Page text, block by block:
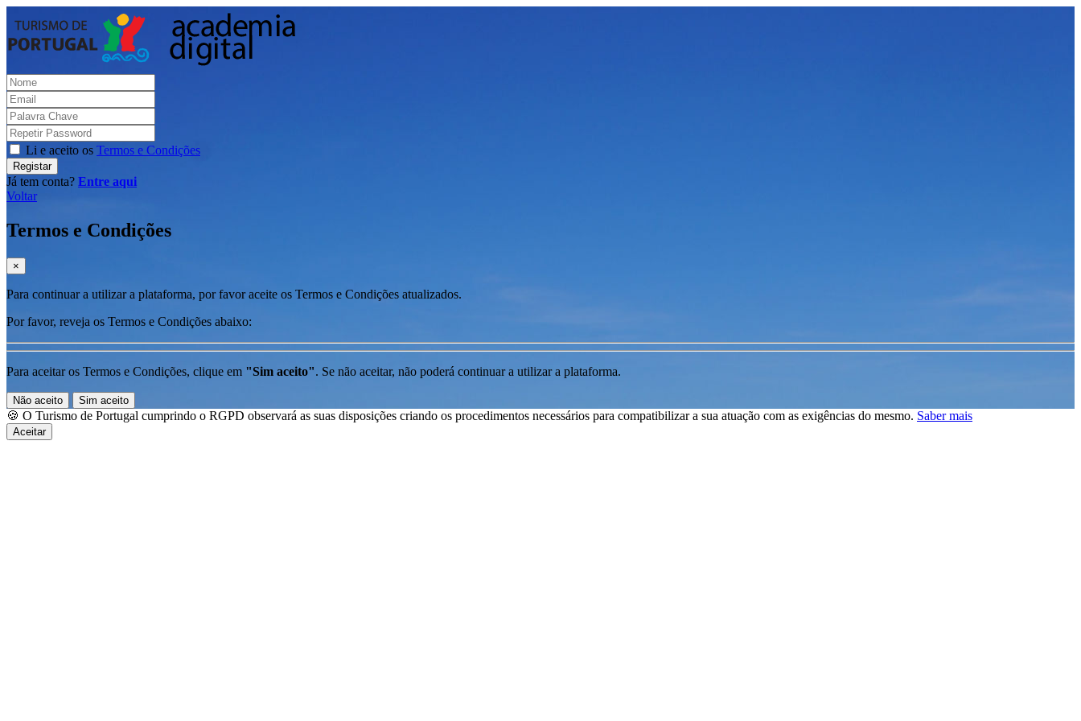
Li e aceito os Termos e Condições
Registar
Já tem conta? Entre aqui
Voltar
Termos e Condições
×
Para continuar a utilizar a plataforma, por favor aceite os Termos e Condições atualizados.
Por favor, reveja os Termos e Condições abaixo:
Para aceitar os Termos e Condições, clique em "Sim aceito". Se não aceitar, não poderá continuar a utilizar a plataforma.
Não aceito Sim aceito
🍪 O Turismo de Portugal cumprindo o RGPD observará as suas disposições criando os procedimentos necessários para compatibilizar a sua atuação com as exigências do mesmo. Saber mais
Aceitar